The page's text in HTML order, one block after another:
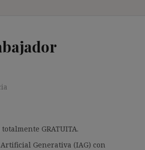
GRATUITA.
Generativa (IAG) con